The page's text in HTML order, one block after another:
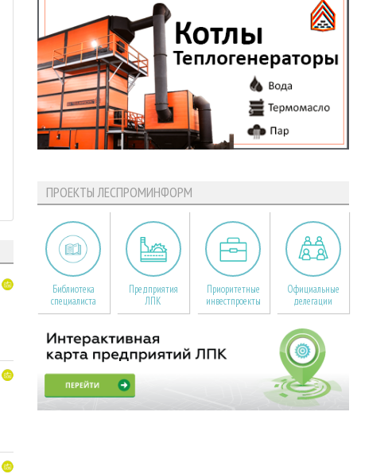
ПРОЕКТЫ ЛЕСПРОМИНФОРМ
Библиотека
специалиста
Предприятия
ЛПК
Приоритетные
инвестпроекты
Официальные
делегации